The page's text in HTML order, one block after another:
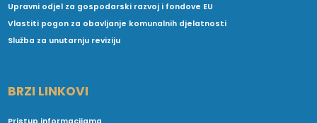
Upravni odjel za gospodarski razvoj i fondove EU
Vlastiti pogon za obavljanje komunalnih djelatnosti
Služba za unutarnju reviziju
BRZI LINKOVI